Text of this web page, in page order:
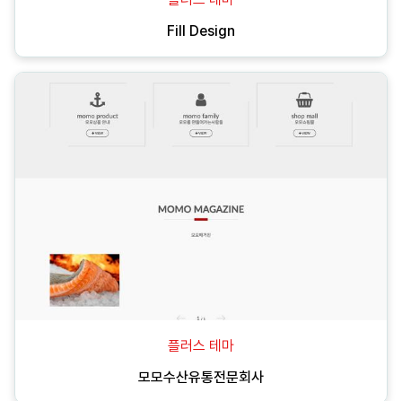
Fill Design
플러스 테마
모모수산유통전문회사